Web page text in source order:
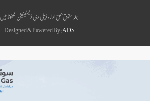
جملہ حقوق بحق ادارہ ڈیلی دی ڈیسٹینیشن محفوظ ہیں
Designed & Powered By: ADS